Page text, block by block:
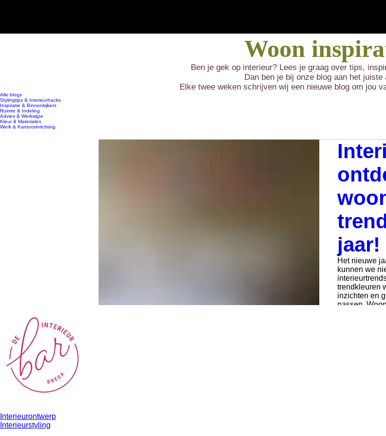
Woon
Ben je gek op interieur? Lees je graag over tips,
Dan ben je bij onze blog aan het juiste
Elke twee weken schrijven wij een nieuwe blog om jou
Alle blogs
Stylingtips & Interieurhacks
Inspiratie & Binnenkijkers
Ruimte & Indeling
Advies & Werkwijze
Kleur & Materialen
Werk & Kantoorinrichting
jaar!
Het nieuwe
kunnen we
trendkleuren
inzichten en
passen.
Interieurontwerp
Interieurstyling